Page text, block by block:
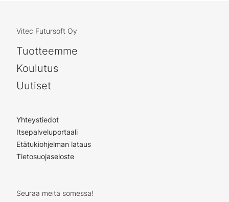
Vitec Futursoft Oy
Tuotteemme
Koulutus
Uutiset
Yhteystiedot
Itsepalveluportaali
Etätukiohjelman lataus
Tietosuojaseloste
Seuraa meitä somessa!